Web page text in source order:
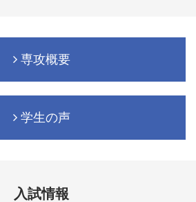
専攻概要
学生の声
入試情報